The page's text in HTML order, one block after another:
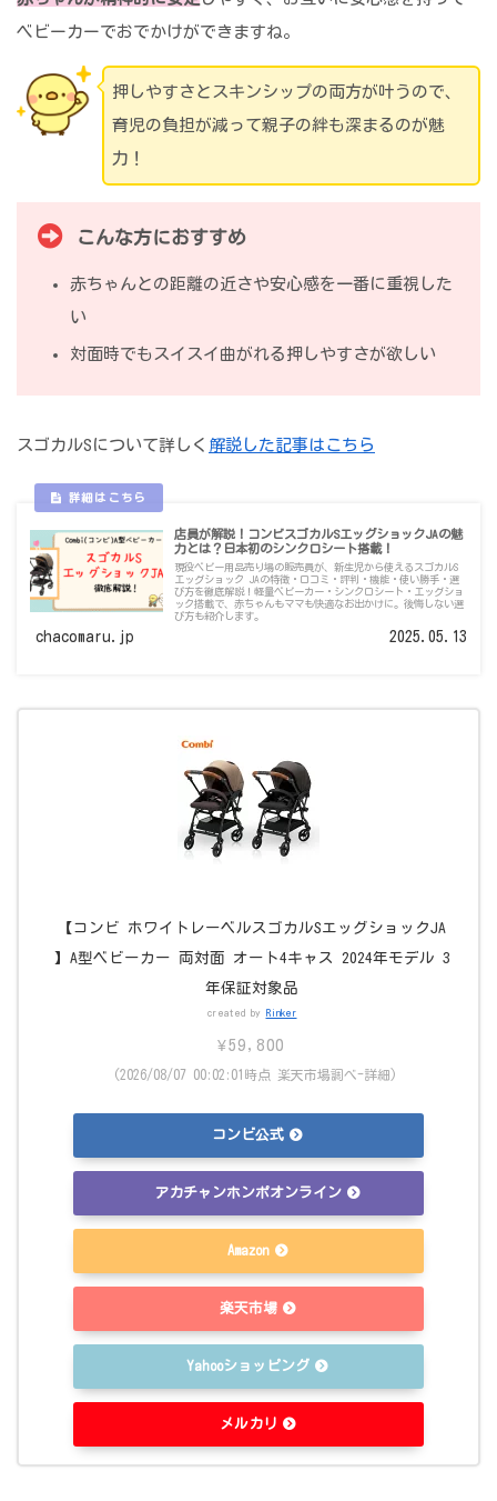
ベビーカーでおでかけができますね。
押しやすさとスキンシップの両方が叶うので、
育児の負担が減って親子の絆も深まるのが魅
力！
こんな方におすすめ
赤ちゃんとの距離の近さや安心感を一番に重視した
い
対面時でもスイスイ曲がれる押しやすさが欲しい
スゴカルSについて詳しく 解説した記事はこちら
店員が解説！コンビスゴカルSエッグショックJAの魅
力とは？日本初のシンクロシート搭載！
現役ベビー用品売り場の販売員が、新生児から使えるスゴカルS
エッグショック JAの特徴・口コミ・評判・機能・使い勝手・選
び方を徹底解説！軽量ベビーカー・シンクロシート・エッグショ
ック搭載で、赤ちゃんもママも快適なお出かけに。後悔しない選
び方も紹介します。
chacomaru.jp 2025.05.13
【コンビ ホワイトレーベルスゴカルSエッグショックJA
】A型ベビーカー 両対面 オート4キャス 2024年モデル 3
年保証対象品
created by Rinker
¥59,800
(2026/08/07 00:02:01時点 楽天市場調べ-詳細)
コンビ公式
アカチャンホンポオンライン
Amazon
楽天市場
Yahooショッピング
メルカリ